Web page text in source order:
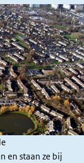
en staan ze bij